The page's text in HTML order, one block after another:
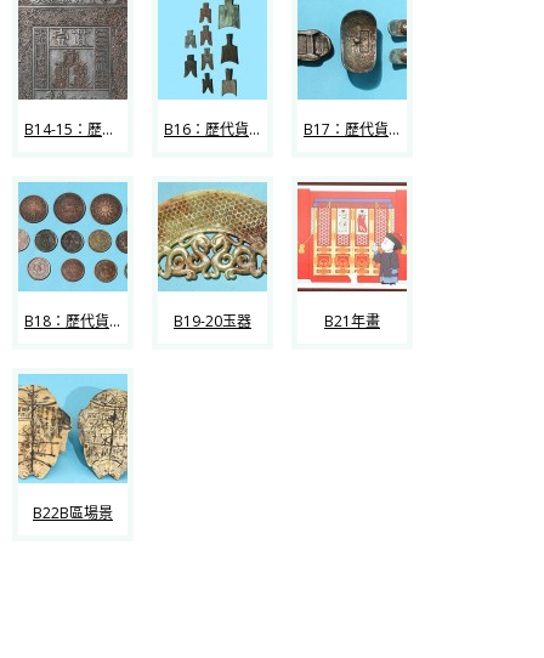
B14-15：歷代紙幣 B16：歷代貨幣 B17：歷代貨幣
B18：歷代貨幣 B19-20玉器 B21年畫
B22B區場景